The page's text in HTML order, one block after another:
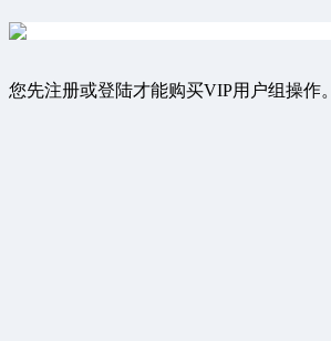
您先注册或登陆才能购买VIP用户组操作。